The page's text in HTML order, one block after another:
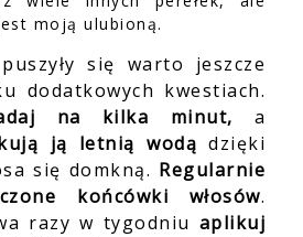
moją ulubioną.
się warto jeszcze
dodatkowych kwestiach.
na kilka minut, a
ją letnią wodądzięki
się domkną. Regularnie
końcówki włosów.
razy w tygodniu aplikuj